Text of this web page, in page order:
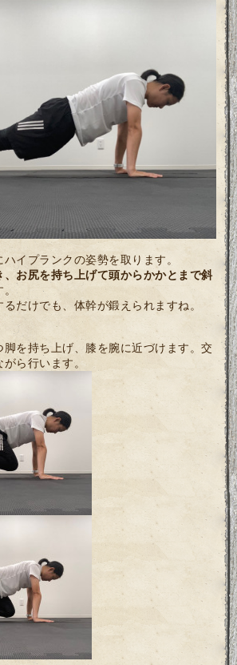
イプランクの姿勢を取ります。
、お尻を持ち上げて頭からかかとまで斜
だけでも、体幹が鍛えられますね。
脚を持ち上げ、膝を腕に近づけます。交
ら行います。